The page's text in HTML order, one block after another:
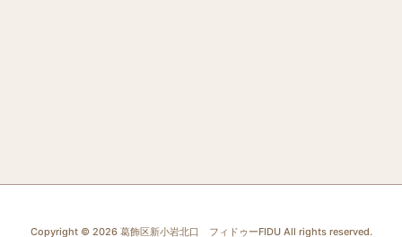
Copyright © 2026 葛飾区新小岩北口 フィドゥーFIDU All rights reserved.